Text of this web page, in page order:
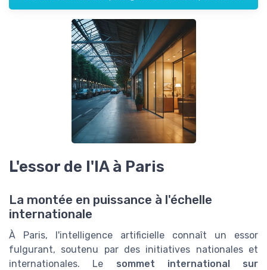
L'essor de l'IA à Paris
La montée en puissance à l'échelle
internationale
À Paris, l'intelligence artificielle connaît un essor
fulgurant, soutenu par des initiatives nationales et
internationales. Le sommet international sur